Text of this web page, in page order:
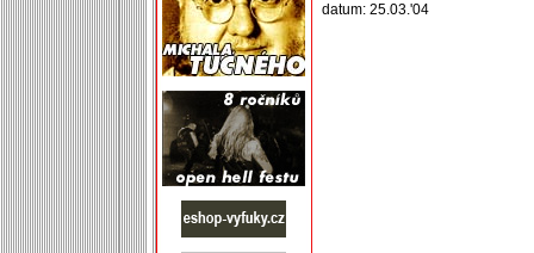
datum: 25.03.'04